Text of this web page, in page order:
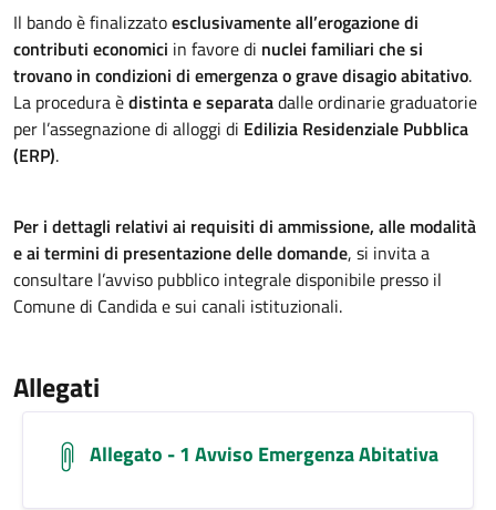
Il bando è finalizzatoesclusivamente all’erogazione di
contributi economici in favore di nuclei familiari che si
trovano in condizioni di emergenza o grave disagio abitativo.
La procedura èdistinta e separatadalle ordinarie graduatorie
per l’assegnazione di alloggi di Edilizia Residenziale Pubblica
(ERP).
Per i dettagli relativi ai requisiti di ammissione, alle modalità
e ai termini di presentazione delle domande, si invita a
consultare l’avviso pubblico integrale disponibile presso il
Comune di Candida e sui canali istituzionali.
Allegati
Allegato - 1 Avviso Emergenza Abitativa